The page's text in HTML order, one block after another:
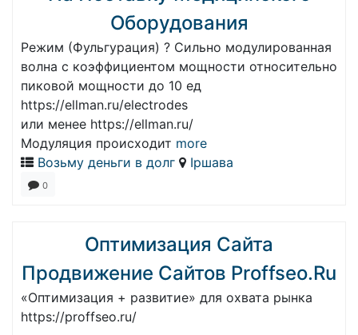
Оборудования
Режим (Фульгурация) ? Сильно модулированная
волна с коэффициентом мощности относительно
пиковой мощности до 10 ед
https://ellman.ru/electrodes
или менее https://ellman.ru/
Модуляция происходит more
Возьму деньги в долг
Іршава
0
Оптимизация Сайта
Продвижение Сайтов Proffseo.Ru
«Оптимизация + развитие» для охвата рынка
https://proffseo.ru/